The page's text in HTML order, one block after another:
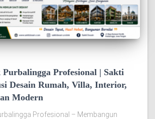
Purbalingga Profesional | Sakti
Desain Rumah, Villa, Interior,
Modern
Profesional – Membangun